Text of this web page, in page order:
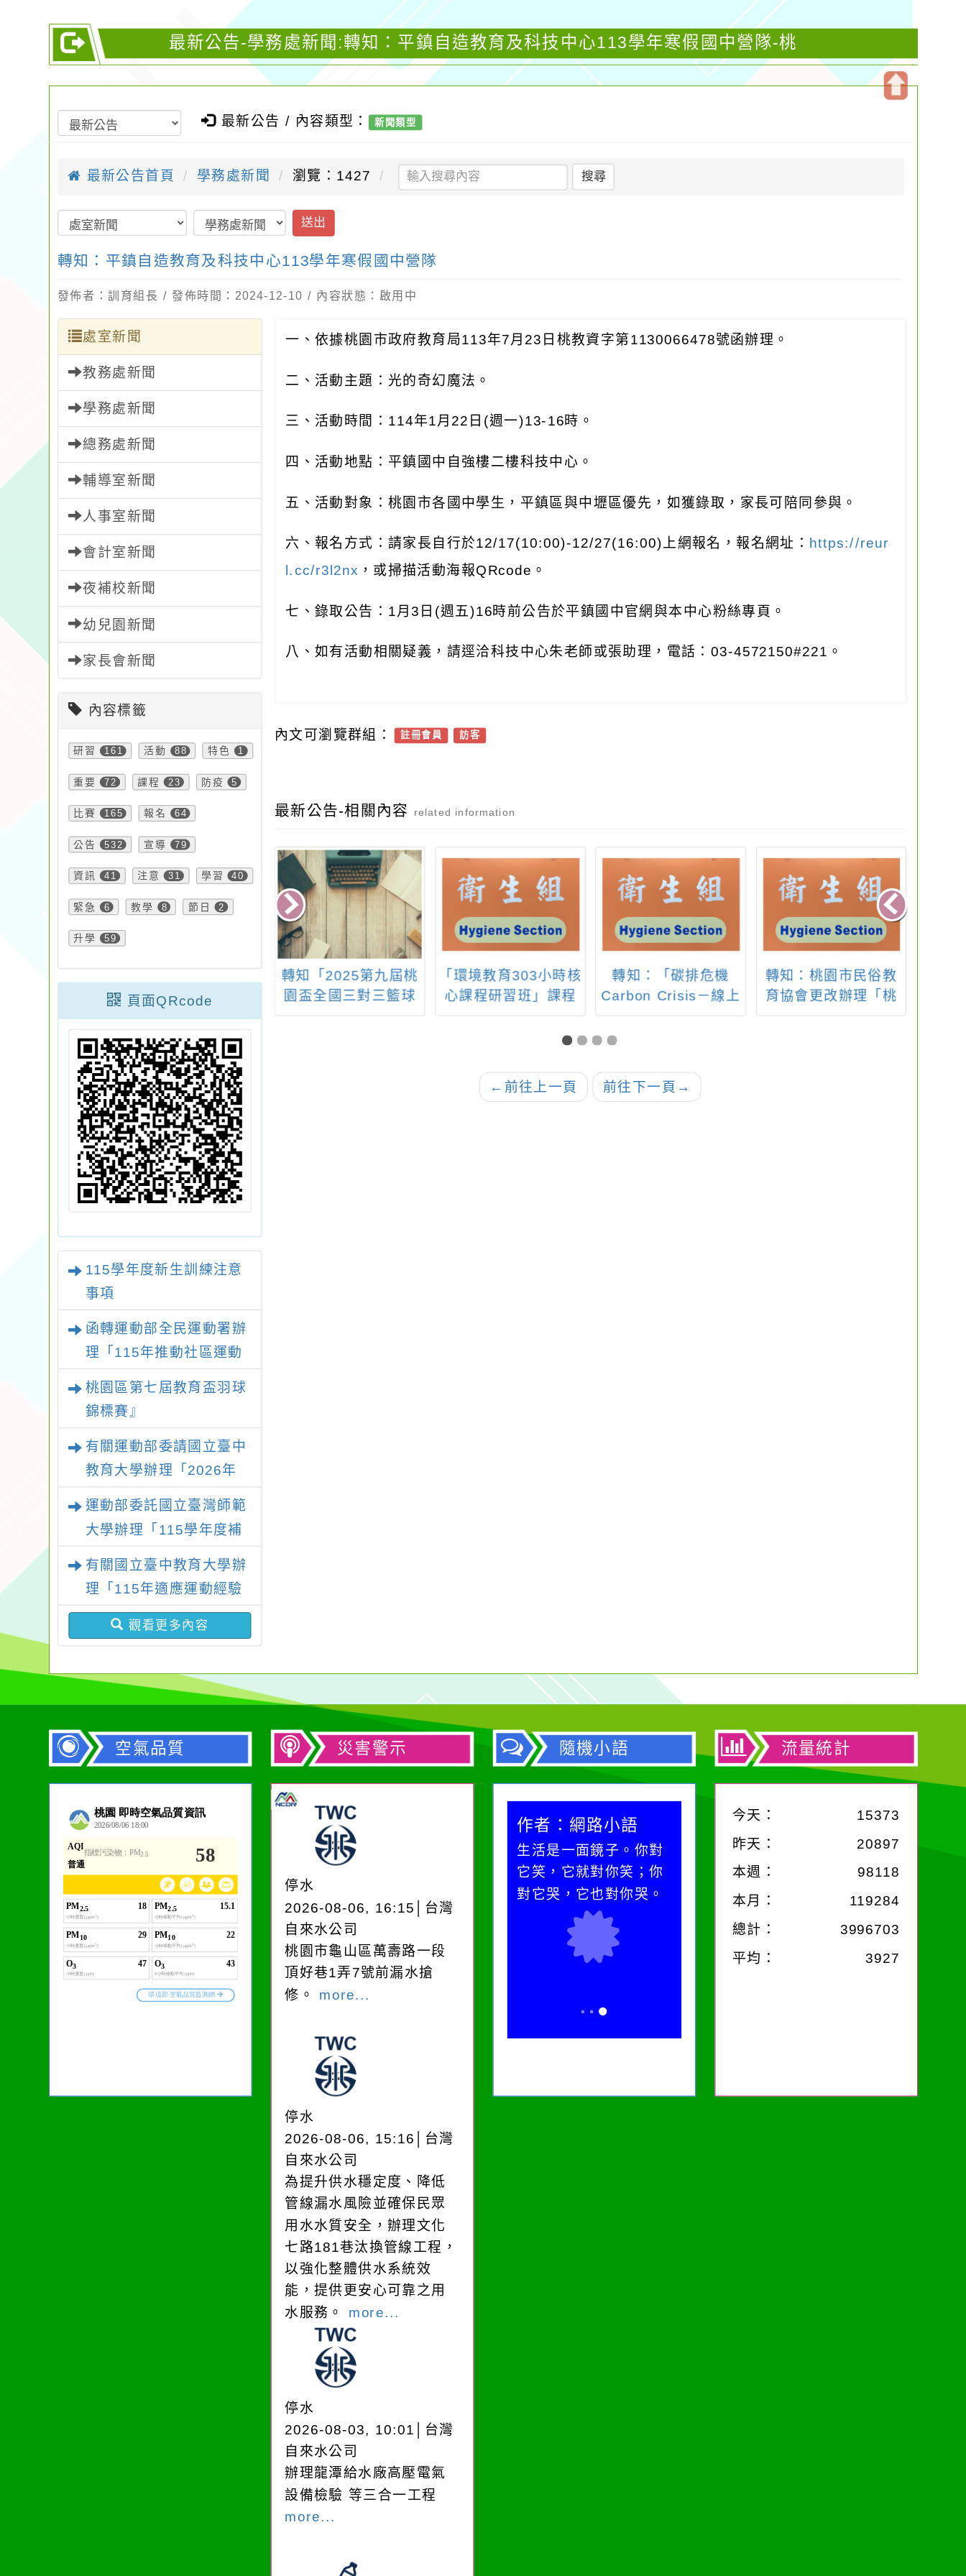
最新公告-學務處新聞:轉知：平鎮自造教育及科技中心113學年寒假國中營隊-桃
最新公告 / 內容類型： 新聞類型
最新公告首頁 學務處新聞 瀏覽：1427 搜尋
送出
轉知：平鎮自造教育及科技中心113學年寒假國中營隊
發佈者：訓育組長 / 發佈時間：2024-12-10 / 內容狀態：啟用中
處室新聞
教務處新聞
學務處新聞
總務處新聞
輔導室新聞
人事室新聞
會計室新聞
夜補校新聞
幼兒園新聞
家長會新聞
內容標籤
研習 161 活動 88 特色 1
重要 72 課程 23 防疫 5
比賽 165 報名 64
公告 532 宣導 79
資訊 41 注意 31 學習 40
緊急 6 教學 8 節日 2
升學 59
頁面QRcode
115學年度新生訓練注意
事項
函轉運動部全民運動署辦
理「115年推動社區運動
公(差)假登記
桃園區第七屆教育盃羽球
錦標賽』
有關運動部委請國立臺中
教育大學辦理「2026年
運動部委託國立臺灣師範
大學辦理「115學年度補
報計畫書及經費表
有關國立臺中教育大學辦
理「115年適應運動經驗
分享及議題交流」活動，
請踴躍報名參加
觀看更多內容
一、依據桃園市政府教育局113年7月 23 日桃教資字第1130066478號函辦理。
二、活動主題：光的奇幻魔法。
三、活動時間： 114年1月 22 日 (週一)13-16時。
四、活動地點：平鎮國中自強樓二樓科技中心。
五、活動對象：桃園市各國中學生，平鎮區與中壢區優先，如獲錄取，家長可陪同參與。
六、報名方式：請家長自行於12/17(10:00)-12/27(16:00) 上網報名，報名網址： https://reur
l.cc/r3l2nx ，或掃描活動海報QRcode 。
七、錄取公告： 1月3 日 (週五)16時前公告於平鎮國中官網與本中心粉絲專頁。
八、如有活動相關疑義，請逕洽科技中心朱老師或張助理，電話： 03-4572150#221 。
內文可瀏覽群組： 註冊會員 訪客
最新公告-相關內容 related information
距離」主題教
請國立高雄師範大學
辦理「114年各地方縣
市政府相關人員適應
體育知能工作坊」簡
章1份
轉知「2025第九屆桃
園盃全國三對三籃球
「環境教育303小時核
心課程研習班」課程
轉知：「碳排危機
Carbon Crisis－線上
轉知：桃園市民俗教
育協會更改辦理「桃
← 前往上一頁 前往下一頁 →
空氣品質 災害警示
停水
2026-08-06, 16:15│台灣
自來水公司
桃園市龜山區萬壽路一段
頂好巷1弄7號前漏水搶
修。 more...
停水
2026-08-06, 15:16│台灣
自來水公司
為提升供水穩定度、降低
管線漏水風險並確保民眾
用水水質安全，辦理文化
七路181巷汰換管線工程，
以強化整體供水系統效
能，提供更安心可靠之用
水服務。 more...
停水
2026-08-03, 10:01│台灣
自來水公司
辦理龍潭給水廠高壓電氣
設備檢驗 等三合一工程
more...
隨機小語
在實現理想的路途中，
必須排除一切干擾，特
別是要看清那些美麗的
誘惑。
作者：網路小語
一杯清水因滴入一滴污
在而變清澈。
作者：網路小語
生活是一面鏡子。你對
它笑，它就對你笑；你
對它哭，它也對你哭。
流量統計
今天： 15373
昨天：
20897
本週：
98118
本月：
119284
總計：
3996703
平均： 3927